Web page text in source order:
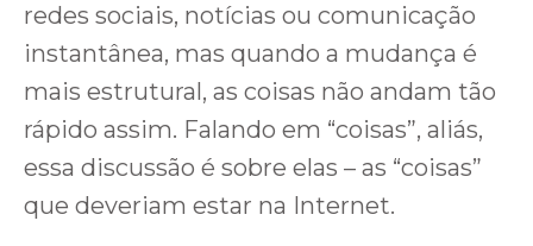
redes sociais, notícias ou comunicação
instantânea, mas quando a mudança é
mais estrutural, as coisas não andam tão
rápido assim. Falando em “coisas”, aliás,
essa discussão é sobre elas – as “coisas”
que deveriam estar na Internet.